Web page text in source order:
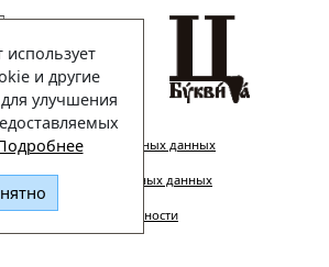
использует
и другие
улучшения
обработки персональных данных
обработки персональных данных
конфиденциальности